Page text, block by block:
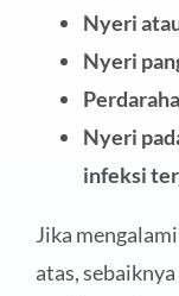
Nyeri
Nyeri
Nyeri
infeksi
Jika
atas,